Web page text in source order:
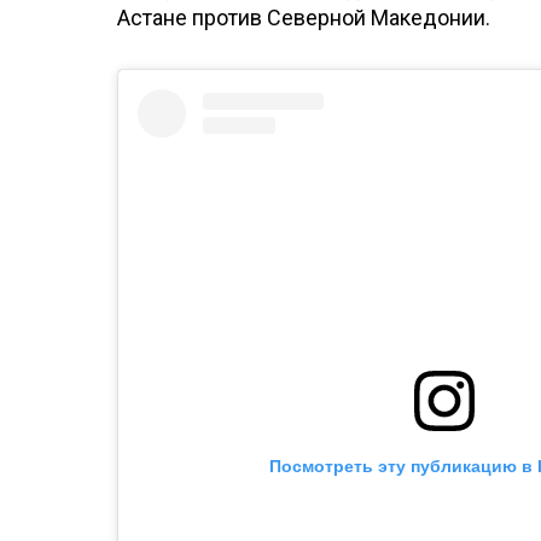
Астане против Северной Македонии.
Посмотреть эту публикацию в